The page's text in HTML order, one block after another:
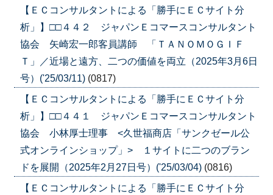
【ＥＣコンサルタントによる「勝手にＥＣサイト分
析」】□□４４２ ジャパンＥコマースコンサルタント
協会 矢崎宏一郎客員講師 「ＴＡＮＯＭＯＧＩＦ
Ｔ」／近場と遠方、二つの価値を両立（2025年3月6日
号）('25/03/11) (0817)
【ＥＣコンサルタントによる「勝手にＥＣサイト分
析」】□□４４１ ジャパンＥコマースコンサルタント
協会 小林厚士理事 <久世福商店「サンクゼール公
式オンラインショップ」> １サイトに二つのブラン
ドを展開（2025年2月27日号）('25/03/04) (0816)
【ＥＣコンサルタントによる「勝手にＥＣサイト分